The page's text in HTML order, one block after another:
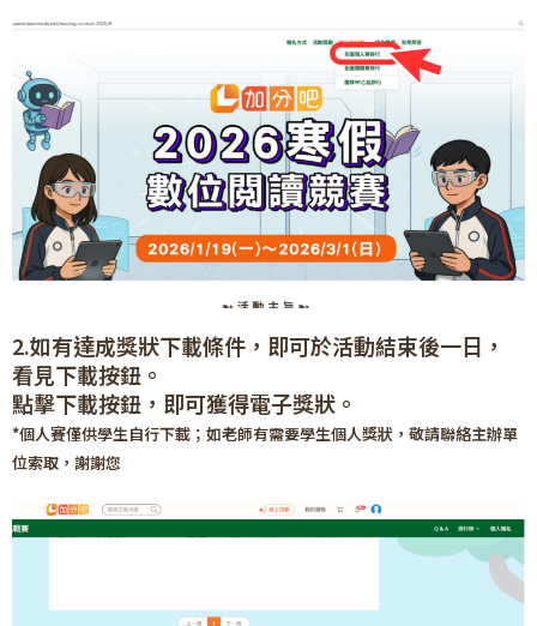
2.如有達成獎狀下載條件，即可於活動結束後一日，
看見下載按鈕。
點擊下載按鈕，即可獲得電子獎狀。
*個人賽僅供學生自行下載；如老師有需要學生個人獎狀，敬請聯絡主辦單
位索取，謝謝您